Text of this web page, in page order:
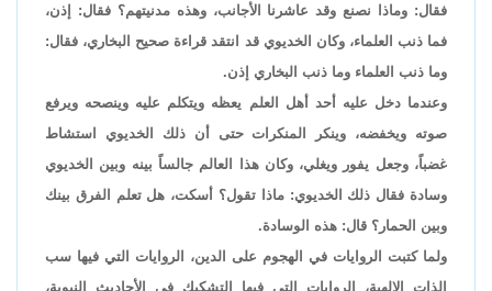
فقال: وماذا نصنع وقد عاشرنا الأجانب، وهذه مدنيتهم؟ فقال: إذن،
فما ذنب العلماء، وكان الخديوي قد انتقد قراءة صحيح البخاري، فقال:
وما ذنب العلماء وما ذنب البخاري إذن.
وعندما دخل عليه أحد أهل العلم يعظه ويتكلم عليه وينصحه ويرفع
صوته ويخفضه، وينكر المنكرات حتى أن ذلك الخديوي استشاط
غضباً، وجعل يفور ويغلي، وكان هذا العالم جالساً بينه وبين الخديوي
وسادة فقال ذلك الخديوي: ماذا تقول؟ أسكت، هل تعلم الفرق بينك
وبين الحمار؟ قال: هذه الوسادة.
ولما كتبت الروايات في الهجوم على الدين، الروايات التي فيها سب
الذات الإلهية، الروايات التي فيها التشكيك في الأحاديث النبوية،